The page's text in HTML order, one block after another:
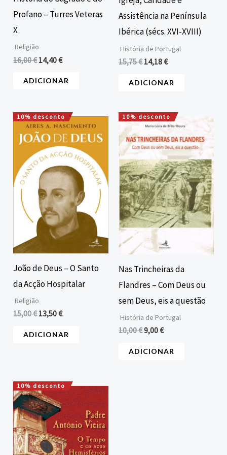
Profano – Turres Veteras
X
Religião
16,00€ 14,40€
ADICIONAR
Assistência na Península
Ibérica (sécs. XVI-XVIII)
História de Portugal
15,75€ 14,18€
ADICIONAR
10% desconto
João de Deus – O Santo
da Acção Hospitalar
Religião
15,00€
O
preço
original
era:
15,00 €.
13,50€
O
preço
atual
é:
13,50 €.
ADICIONAR
10% desconto
Nas Trincheiras da
Flandres – Com Deus ou
sem Deus, eis a questão
História de Portugal
10,00€
O
preço
original
era:
10,00 €.
9,00€
O
preço
atual
é:
9,00 €.
ADICIONAR
10% desconto
O
preço
original
era:
22,00 €.
O
preço
atual
é:
19,80 €.